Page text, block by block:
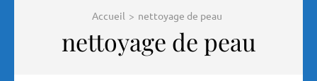
Accueil > nettoyage de peau
nettoyage de peau